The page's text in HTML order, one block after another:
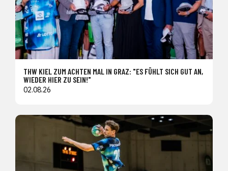
THW KIEL ZUM ACHTEN MAL IN GRAZ: "ES FÜHLT SICH GUT AN,
WIEDER HIER ZU SEIN!"
02.08.26